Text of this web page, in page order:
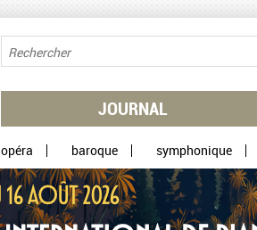
JOURNAL
opéra baroque symphonique